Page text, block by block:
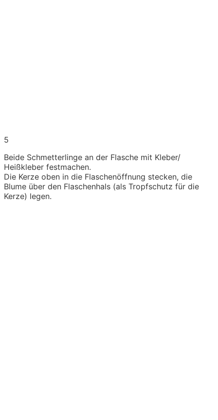
5
Beide Schmetterlinge an der Flasche mit Kleber/
Heißkleber festmachen.
Die Kerze oben in die Flaschenöffnung stecken, die
Blume über den Flaschenhals (als Tropfschutz für die
Kerze) legen.